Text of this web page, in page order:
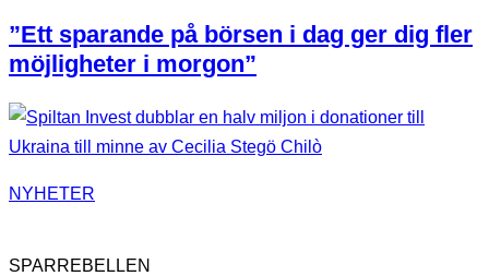
”Ett sparande på börsen i dag ger dig fler
möjligheter i morgon”
NYHETER
SPARREBELLEN